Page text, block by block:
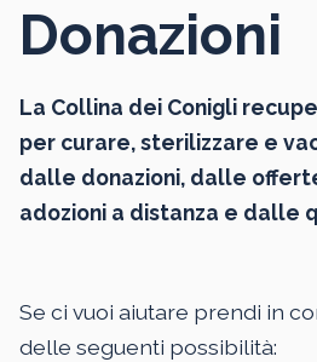
Donazioni
La Collina dei Conigli
per curare, sterilizzare e
dalle donazioni, dalle
adozioni a distanza e dalle
Se ci vuoi aiutare prendi in
delle seguenti possibilità: